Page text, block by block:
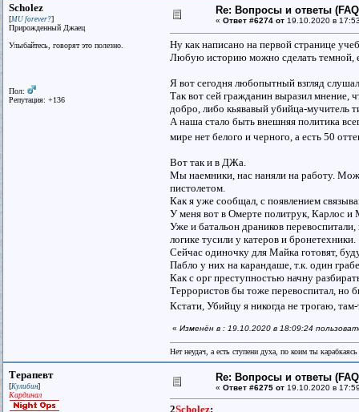
Scholez
[MU forever?]
Прирожденный Джаец
Улыбайтесь, говорят это полезно.
Пол:
Репутация: +136
Re: Вопросы и ответы
« Ответ #6274 от 19.10.2020 в
Ну как написано на первой странице
Любую историю можно сделать темной,
Я вот сегодня любопытный взгляд
Так вот сей гражданин выразил
добро, либо кьявавый убийца-мучитель
А наша стало быть внешняя политика
мире нет белого и черного, а есть 50
Вот так и в ДЖа.
Мы наемники, нас наняли на работу.
пистолетом.
Как я уже сообщал, с появлением
У меня вот в Омерте политрук, Карлос и
Уже и батальон драников
логике тусили у катеров и бронетехники.
Сейчас одиночку для Майка готовят,
Пабло у них на карандаше, т.к. один
Как с орг преступностью начну
Террористов бы тоже перевоспитал, но
Кстати, Убийцу я никогда не трогаю,
« Изменён в : 19.10.2020 в 18:09:24
Нет неудач, а есть ступени духа, по коим ты
Терапевт
[Кулибин]
Кардинал
Re: Вопросы и ответы
« Ответ #6275 от 19.10.2020 в
2Scholez: